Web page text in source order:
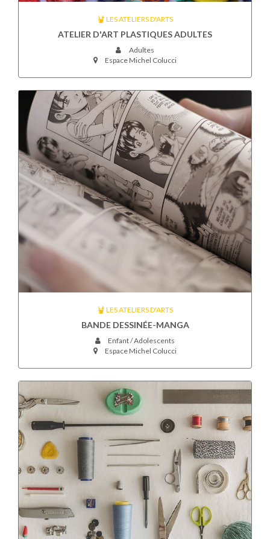
LES ATELIERS D'ARTS
ATELIER D'ART PLASTIQUES ADULTES
Adultes
Espace Michel Colucci
LES ATELIERS D'ARTS
BANDE DESSINÉE-MANGA
Enfant / Adolescents
Espace Michel Colucci